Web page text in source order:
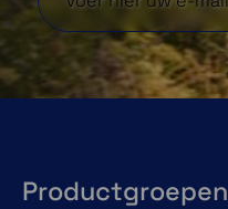
Productgroepen